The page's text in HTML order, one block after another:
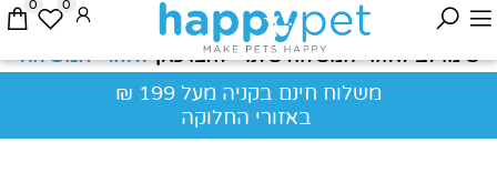
שימו לב לאזורי המשלוח שלנו - לחצו כאןלאזורי המשלוח
משלוח חינם בקניה מעל 199 ₪
באזורי החלוקה
0 0